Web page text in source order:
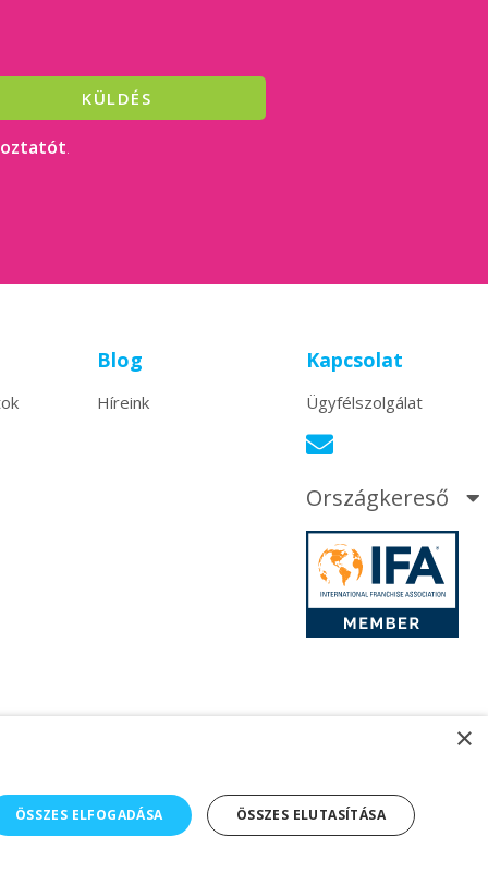
.
KÜLDÉS
Blog
Híreink
Kapcsolat
Ügyfélszolgálat
Országkereső
×
ÖSSZES ELFOGADÁSA ÖSSZES ELUTASÍTÁSA